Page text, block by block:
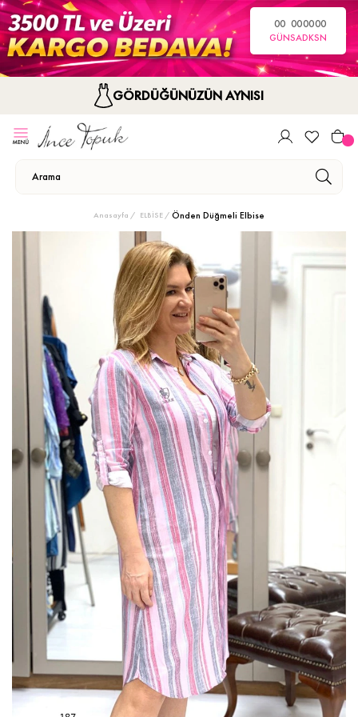
00
GÜN
00
SA
00
DK
00
SN
GÖRDÜĞÜNÜZÜN AYNISI
Anasayfa ELBİSE Önden Düğmeli Elbise